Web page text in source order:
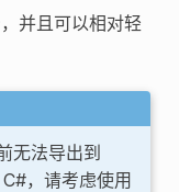
并且可以相对轻
无法导出到
，请考虑使用